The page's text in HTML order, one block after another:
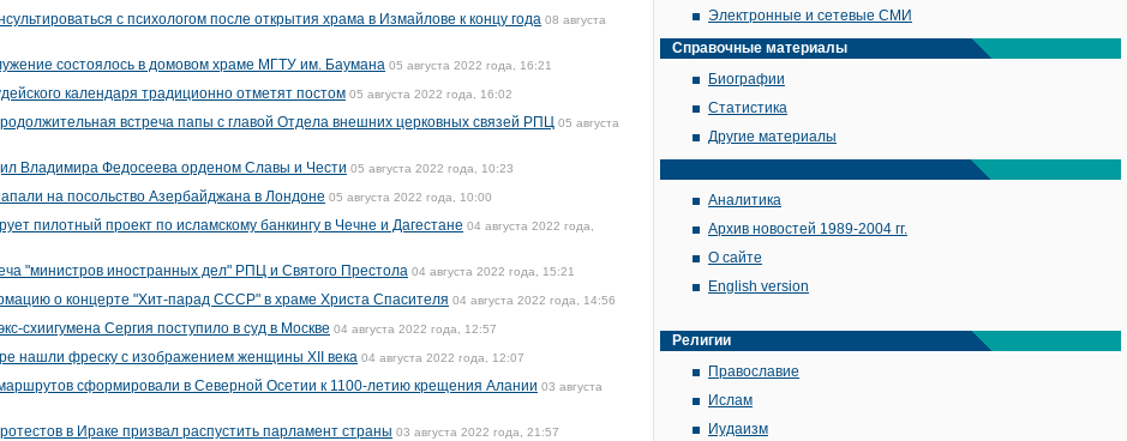
с психологом после открытия храма в Измайлове к концу года 08 августа
состоялось в домовом храме МГТУ им. Баумана 05 августа 2022 года, 16:21
календаря традиционно отметят постом 05 августа 2022 года, 16:02
встреча папы с главой Отдела внешних церковных связей РПЦ 05 августа
Владимира Федосеева орденом Славы и Чести 05 августа 2022 года, 10:23
на посольство Азербайджана в Лондоне 05 августа 2022 года, 10:00
пилотный проект по исламскому банкингу в Чечне и Дагестане 04 августа 2022 года,
"министров иностранных дел" РПЦ и Святого Престола 04 августа 2022 года, 15:21
о концерте "Хит-парад СССР" в храме Христа Спасителя 04 августа 2022 года, 14:56
схиигумена Сергия поступило в суд в Москве 04 августа 2022 года, 12:57
нашли фреску с изображением женщины XII века 04 августа 2022 года, 12:07
сформировали в Северной Осетии к 1100-летию крещения Алании 03 августа
в Ираке призвал распустить парламент страны 03 августа 2022 года, 21:57
Электронные и сетевые СМИ
Справочные материалы
Биографии
Статистика
Другие материалы
Аналитика
Архив новостей 1989-2004 гг.
О сайте
English version
Религии
Православие
Ислам
Иудаизм